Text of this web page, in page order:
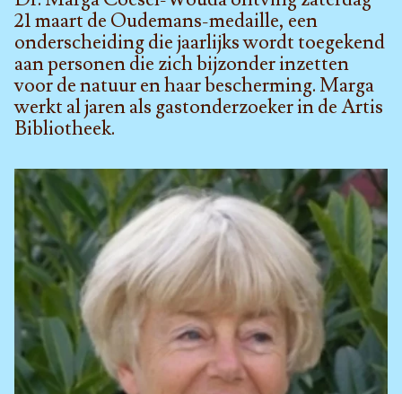
21 maart de Oudemans-medaille, een
onderscheiding die jaarlijks wordt toegekend
aan personen die zich bijzonder inzetten
voor de natuur en haar bescherming. Marga
werkt al jaren als gastonderzoeker in de Artis
Bibliotheek.